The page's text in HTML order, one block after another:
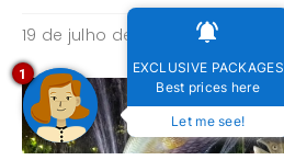
19 de julho de 2025
EXCLUSIVE PACKAGES
Best prices here
Let me see!
1